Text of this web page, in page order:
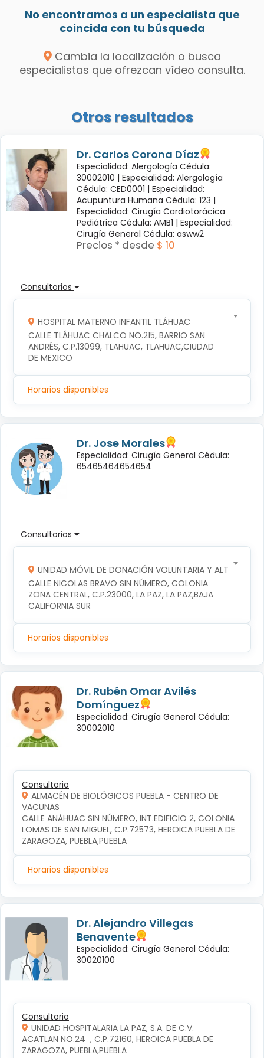
No encontramos a un especialista que
coincida con tu búsqueda
Cambia la localización o busca
especialistas que ofrezcan vídeo consulta.
Otros resultados
Dr. Carlos Corona Díaz
Especialidad: Alergología Cédula:
30002010 | Especialidad: Alergología
Cédula: CED0001 | Especialidad:
Acupuntura Humana Cédula: 123 |
Especialidad: Cirugía Cardiotorácica
Pediátrica Cédula: AMB1 | Especialidad:
Cirugía General Cédula: asww2
Precios * desde $ 10
Consultorios
HOSPITAL MATERNO INFANTIL TLÁHUAC
CALLE TLÁHUAC CHALCO NO.215, BARRIO SAN
ANDRÉS, C.P.13099, TLAHUAC, TLAHUAC,CIUDAD
DE MEXICO
Horarios disponibles
Dr. Jose Morales
Especialidad: Cirugía General Cédula:
65465464654654
Consultorios
UNIDAD MÓVIL DE DONACIÓN VOLUNTARIA Y ALTRUISTA
CALLE NICOLAS BRAVO SIN NÚMERO, COLONIA
ZONA CENTRAL, C.P.23000, LA PAZ, LA PAZ,BAJA
CALIFORNIA SUR
Horarios disponibles
Dr. Rubén Omar Avilés
Domínguez
Especialidad: Cirugía General Cédula:
30002010
Consultorio
ALMACÉN DE BIOLÓGICOS PUEBLA - CENTRO DE
VACUNAS
CALLE ANÁHUAC SIN NÚMERO, INT.EDIFICIO 2, COLONIA
LOMAS DE SAN MIGUEL, C.P.72573, HEROICA PUEBLA DE
ZARAGOZA, PUEBLA,PUEBLA
Horarios disponibles
Dr. Alejandro Villegas
Benavente
Especialidad: Cirugía General Cédula:
30020100
Consultorio
UNIDAD HOSPITALARIA LA PAZ, S.A. DE C.V.
ACATLAN NO.24  , C.P.72160, HEROICA PUEBLA DE
ZARAGOZA, PUEBLA,PUEBLA